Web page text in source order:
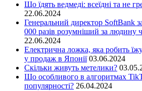
Що їдять ведмеді: всеїдні та не
22.06.2024
Генеральний директор SoftBank
000 разів розумніший за людину
22.06.2024
Електрична ложка, яка робить
у продаж в Японії 03.06.2024
Скільки живуть метелики?
Що особливого в алгоритмах
популярності? 26.04.2024